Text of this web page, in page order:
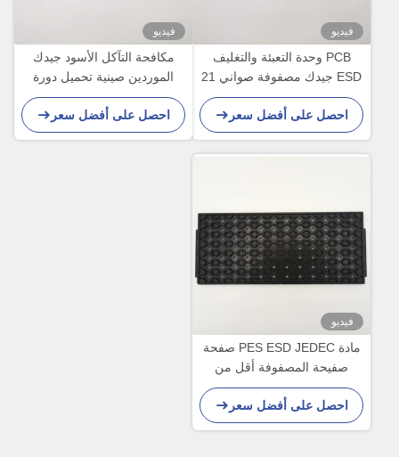
فيديو
PCB وحدة التعبئة والتغليف
ESD جيدك مصفوفة صواني 21
قطعة مقاومة درجات الحرارة
العالية
احصل على أفضل سعر
فيديو
مكافحة التآكل الأسود جيدك
الموردين صينية تحميل دورة
لمستشعر النانو
احصل على أفضل سعر
فيديو
مادة PES ESD JEDEC صفحة
صفيحة المصفوفة أقل من
0.76mm
احصل على أفضل سعر